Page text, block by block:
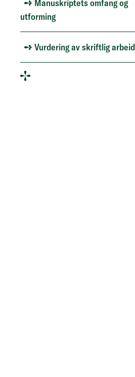
Manuskriptets omfang og
utforming
Vurdering av skriftlig arbeid